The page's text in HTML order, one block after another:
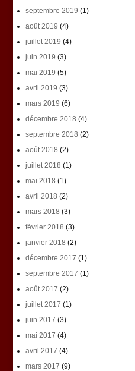
septembre 2019 (1)
août 2019 (4)
juillet 2019 (4)
juin 2019 (3)
mai 2019 (5)
avril 2019 (3)
mars 2019 (6)
décembre 2018 (4)
septembre 2018 (2)
août 2018 (2)
juillet 2018 (1)
mai 2018 (1)
avril 2018 (2)
mars 2018 (3)
février 2018 (3)
janvier 2018 (2)
décembre 2017 (1)
septembre 2017 (1)
août 2017 (2)
juillet 2017 (1)
juin 2017 (3)
mai 2017 (4)
avril 2017 (4)
mars 2017 (9)